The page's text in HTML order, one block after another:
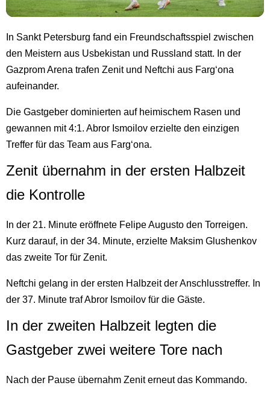
In Sankt Petersburg fand ein Freundschaftsspiel zwischen
den Meistern aus Usbekistan und Russland statt. In der
Gazprom Arena trafen Zenit und Neftchi aus Fargʻona
aufeinander.
Die Gastgeber dominierten auf heimischem Rasen und
gewannen mit 4:1. Abror Ismoilov erzielte den einzigen
Treffer für das Team aus Fargʻona.
Zenit übernahm in der ersten Halbzeit
die Kontrolle
In der 21. Minute eröffnete Felipe Augusto den Torreigen.
Kurz darauf, in der 34. Minute, erzielte Maksim Glushenkov
das zweite Tor für Zenit.
Neftchi gelang in der ersten Halbzeit der Anschlusstreffer. In
der 37. Minute traf Abror Ismoilov für die Gäste.
In der zweiten Halbzeit legten die
Gastgeber zwei weitere Tore nach
Nach der Pause übernahm Zenit erneut das Kommando.